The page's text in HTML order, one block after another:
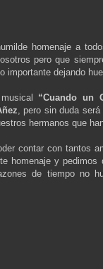
homenaje a
pero que
importante dejando
“Cuando un
, pero sin duda será
hermanos que
contar con tantos
homenaje y pedimos
de tiempo no